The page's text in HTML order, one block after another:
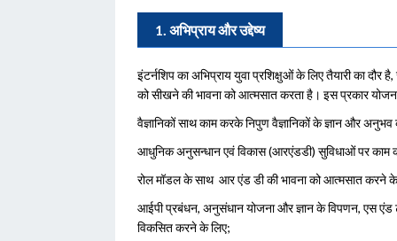
1. अभिप्राय और उद्देष्य
इंटर्नशिप का अभिप्राय युवा प्रशिक्षुओं के लिए तैयारी का
को सीखने की भावना को आत्मसात करता है। इस प्रकार
वैज्ञानिकों साथ काम करके निपुण वैज्ञानिकों के ज्ञान और
आधुनिक अनुसन्धान एवं विकास (आरएंडडी) सुविधाओं पर काम
रोल मॉडल के साथ आर एंड डी की भावना को आत्मसात करने
आईपी ​​प्रबंधन, अनुसंधान योजना और ज्ञान के विपणन, एस एंड
विकसित करने के लिए;